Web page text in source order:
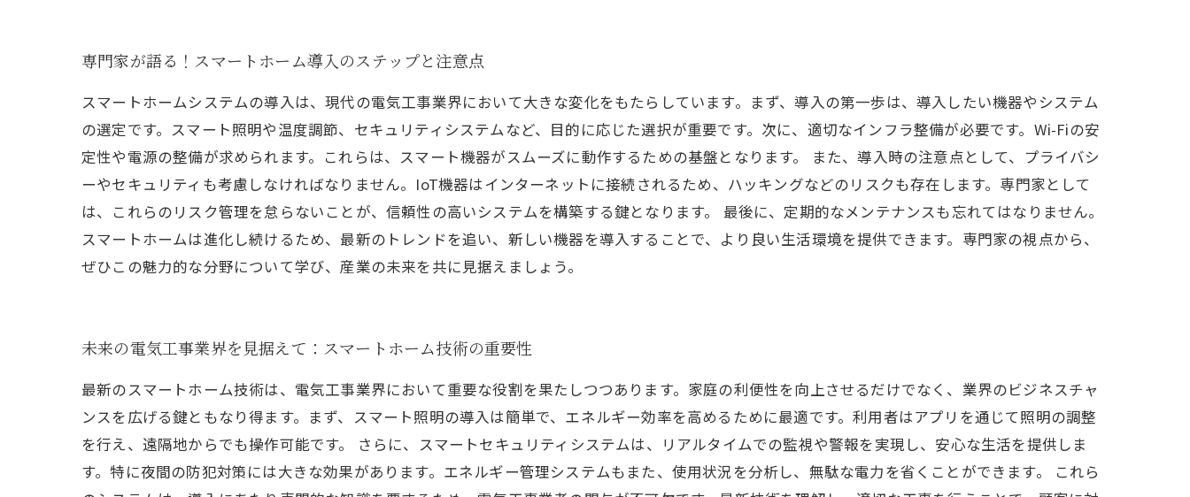
専門家が語る！スマートホーム導入のステップと注意点
スマートホームシステムの導入は、現代の電気工事業界において大きな変化をもたらしています。まず、導入の第一歩は、導入したい機器やシステム
の選定です。スマート照明や温度調節、セキュリティシステムなど、目的に応じた選択が重要です。次に、適切なインフラ整備が必要です。Wi-Fiの安
定性や電源の整備が求められます。これらは、スマート機器がスムーズに動作するための基盤となります。 また、導入時の注意点として、プライバシ
ーやセキュリティも考慮しなければなりません。IoT機器はインターネットに接続されるため、ハッキングなどのリスクも存在します。専門家として
は、これらのリスク管理を怠らないことが、信頼性の高いシステムを構築する鍵となります。 最後に、定期的なメンテナンスも忘れてはなりません。
スマートホームは進化し続けるため、最新のトレンドを追い、新しい機器を導入することで、より良い生活環境を提供できます。専門家の視点から、
ぜひこの魅力的な分野について学び、産業の未来を共に見据えましょう。
未来の電気工事業界を見据えて：スマートホーム技術の重要性
最新のスマートホーム技術は、電気工事業界において重要な役割を果たしつつあります。家庭の利便性を向上させるだけでなく、業界のビジネスチャ
ンスを広げる鍵ともなり得ます。まず、スマート照明の導入は簡単で、エネルギー効率を高めるために最適です。利用者はアプリを通じて照明の調整
を行え、遠隔地からでも操作可能です。 さらに、スマートセキュリティシステムは、リアルタイムでの監視や警報を実現し、安心な生活を提供しま
す。特に夜間の防犯対策には大きな効果があります。エネルギー管理システムもまた、使用状況を分析し、無駄な電力を省くことができます。 これら